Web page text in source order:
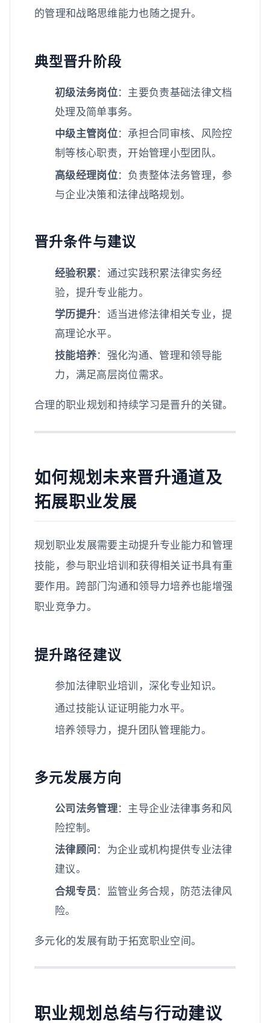
的管理和战略思维能力也随之提升。
典型晋升阶段
初级法务岗位：主要负责基础法律文档
处理及简单事务。
中级主管岗位：承担合同审核、风险控
制等核心职责，开始管理小型团队。
高级经理岗位：负责整体法务管理，参
与企业决策和法律战略规划。
晋升条件与建议
经验积累 ：通过实践积累法律实务经
验，提升专业能力。
学历提升：适当进修法律相关专业，提
高理论水平。
技能培养：强化沟通、管理和领导能
力，满足高层岗位需求。
合理的职业规划和持续学习是晋升的关键。
如何规划未来晋升通道及
拓展职业发展
规划职业发展需要主动提升专业能力和管理
技能，参与职业培训和获得相关证书具有重
要作用。跨部门沟通和领导力培养也能增强
职业竞争力。
提升路径建议
参加法律职业培训，深化专业知识。
通过技能认证证明能力水平。
培养领导力，提升团队管理能力。
多元发展方向
公司法务管理：主导企业法律事务和风
险控制。
法律顾问 ：为企业或机构提供专业法律
建议。
合规专员 ：监管业务合规，防范法律风
险。
多元化的发展有助于拓宽职业空间。
职业规划总结与行动建议